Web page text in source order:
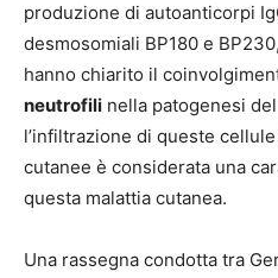
produzione di autoanticorpi
desmosomiali BP180 e
hanno chiarito il
neutrofili nella patogenesi
l’infiltrazione di queste
cutanee è considerata una
questa malattia cutanea.
Una rassegna condotta tra